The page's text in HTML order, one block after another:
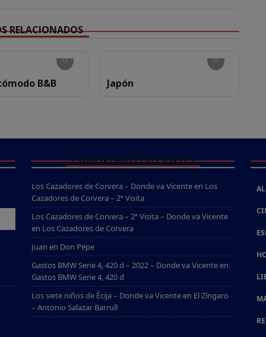
RELACIONADOS
B&B Japón
COMENTARIOS RECIENTES
Los Cazadores de Corvera – Donde va Vicenteen Los
Cazadores de Corvera – 2ª Visita
Los Cazadores de Corvera – 2ª Visita – Donde va Vicente
en Los Cazadores de Corvera
Juan en Don Pepe
Gastos BMW Serie 4, 420 d – 2022 – Donde va Vicenteen
Gastos BMW Serie 4, 420 d
Los siete niños de Écija – Donde va Vicenteen El Zíngaro
– Antonio Salazar Barrull